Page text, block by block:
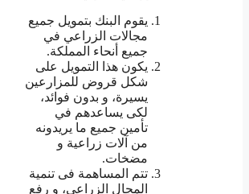
يقوم البنك بتمويل جميع
مجالات الزراعي في
جميع أنحاء المملكة.
يكون هذا التمويل على
شكل قروض للمزارعين
يسيرة، و بدون فوائد،
لكى يساعدهم في
تأمين جميع ما يريدونه
من آلات زراعية و
مضخات.
تتم المساهمة فى تنمية
المجال الزراعي، و رفع